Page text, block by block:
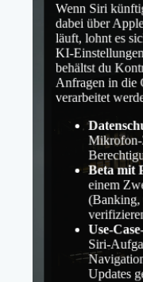
Wenn Siri
dabei über
läuft, lohnt es
KI-
behältst du
Anfragen in die
verarbeitet
Beta mit
einem
Use-
Siri-
Updates